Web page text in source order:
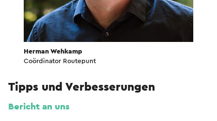
Herman Wehkamp
Coördinator Routepunt
Tipps und Verbesserungen
Bericht an uns